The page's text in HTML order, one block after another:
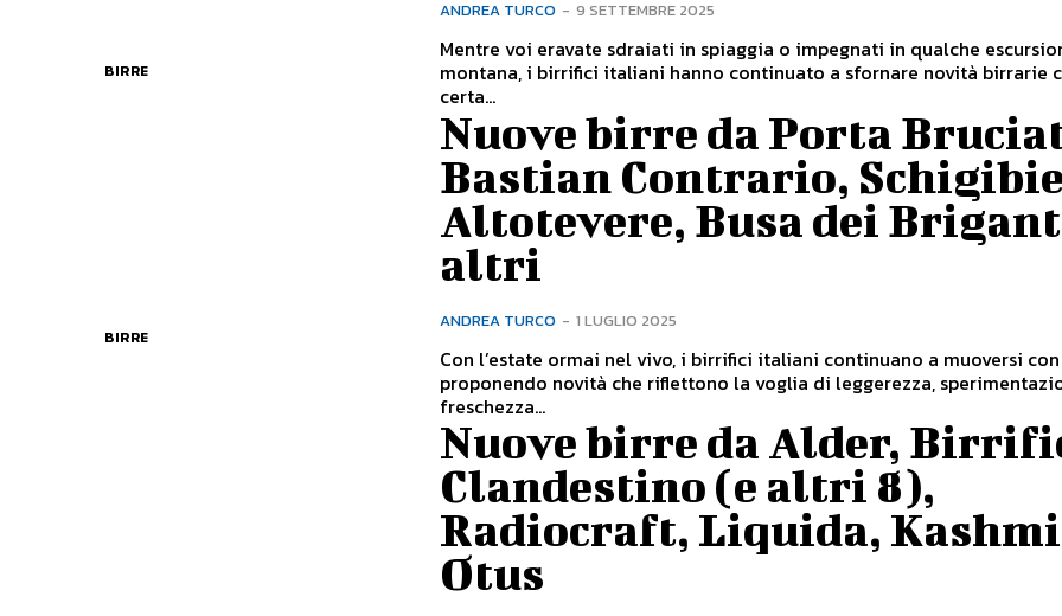
BIRRE
ANDREA TURCO - 9 SETTEMBRE 2025
Mentre voi eravate sdraiati in spiaggia o impegnati in qualche
montana, i birrifici italiani hanno continuato a sfornare novità birrarie
certa...
BIRRE
Nuove birre da Porta
Bastian Contrario,
Altotevere, Busa dei
altri
ANDREA TURCO - 1 LUGLIO 2025
Con l’estate ormai nel vivo, i birrifici italiani continuano a muoversi
proponendo novità che riflettono la voglia di leggerezza,
freschezza...
Nuove birre da Alder,
Clandestino (e altri 8),
Radiocraft, Liquida,
Otus